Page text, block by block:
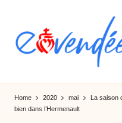
content
E
-
Home 2020 mai
La saison
bien dans l’Hermenault